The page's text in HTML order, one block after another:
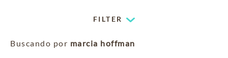
FILTER
Buscando por marcia hoffman